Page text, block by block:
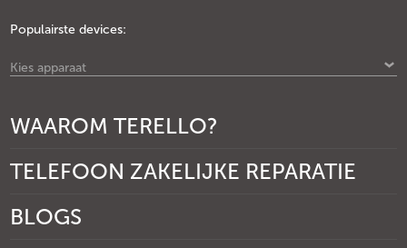
Populairste devices:
Kies apparaat
WAAROM TERELLO?
TELEFOON ZAKELIJKE REPARATIE
BLOGS